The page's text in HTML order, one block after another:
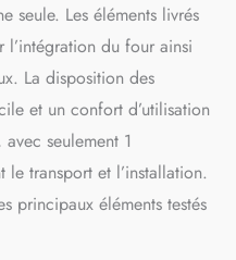
seule. Les éléments livrés
l’intégration du four ainsi
La disposition des
et un confort d’utilisation
seulement 1
transport et l’installation.
principaux éléments testés